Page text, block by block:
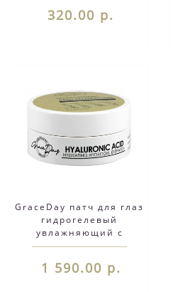
320.00 р.
GraceDay патч для глаз
гидрогелевый
увлажняющий с
гиалуроновой кислотой
1 590.00 р.